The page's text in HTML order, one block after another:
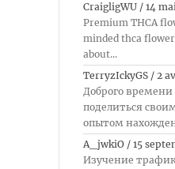
CraigligWU / 14
Premium THCA
minded thca
about...
TerryzIckyGS / 2
Доброго времени
поделиться
опытом
A_jwkiO / 15
Изучение